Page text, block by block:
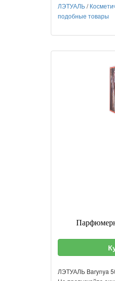
ЛЭТУАЛЬ/
подобные товары
ЛЭТУАЛЬ Barynya